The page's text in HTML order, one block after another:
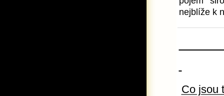
nejblíže k
Co jsou